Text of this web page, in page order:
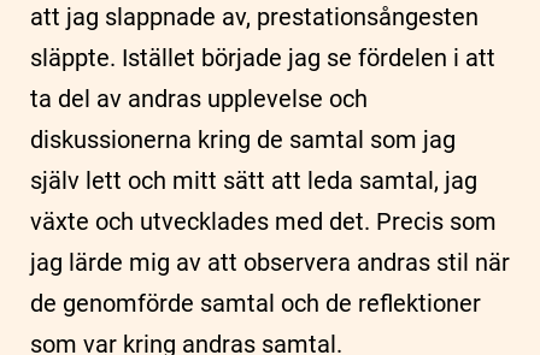
att jag slappnade av, prestationsångesten
släppte. Istället började jag se fördelen i att
ta del av andras upplevelse och
diskussionerna kring de samtal som jag
själv lett och mitt sätt att leda samtal, jag
växte och utvecklades med det. Precis som
jag lärde mig av att observera andras stil när
de genomförde samtal och de reflektioner
som var kring andras samtal.